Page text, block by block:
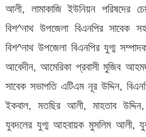
আলী, লামাকাজি ইউনিয়ন পরিষদের
বিশ^নাথ উপজেলা বিএনপির সাবেক
বিশ^নাথ উপজেলা বিএনপির যুগ্ম
আবেদীন, আমেরিকা প্রবাসী মুজিব
সাবেক সভাপতি এটিএম নূর উদ্দিন,
ইকবাল, মতছির আলী, মাহতাব
যুবদলের যুগ্ম আহবায়ক মুসলিম আলী,